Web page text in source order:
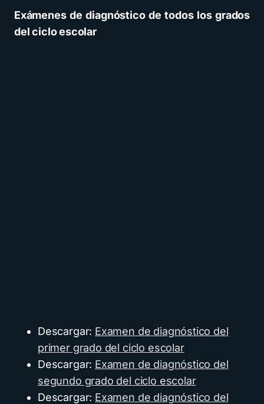
Exámenes de diagnóstico de todos los grados
del ciclo escolar
Descargar: Examen de diagnóstico del
primer grado del ciclo escolar
Descargar: Examen de diagnóstico del
segundo grado del ciclo escolar
Descargar: Examen de diagnóstico del